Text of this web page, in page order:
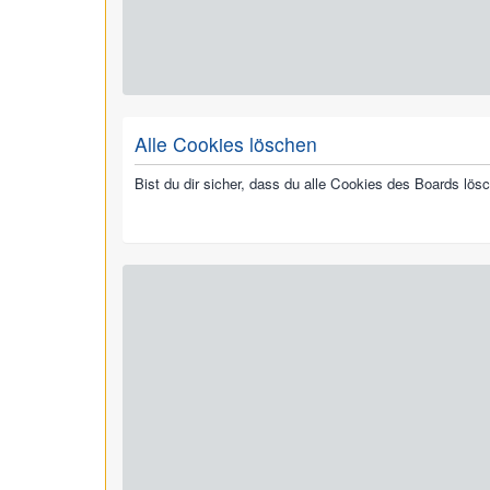
Alle Cookies löschen
Bist du dir sicher, dass du alle Cookies des Boards